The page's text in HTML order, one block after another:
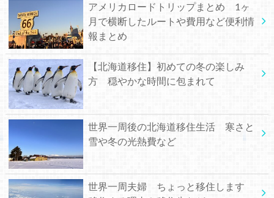
アメリカロードトリップまとめ 1ヶ
月で横断したルートや費用など便利情
報まとめ
【北海道移住】初めての冬の楽しみ
方 穏やかな時間に包まれて
世界一周後の北海道移住生活 寒さと
雪や冬の光熱費など
世界一周夫婦 ちょっと移住します